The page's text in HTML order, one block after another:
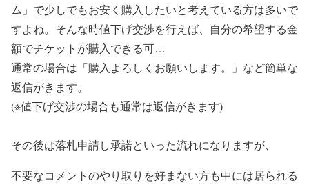
ム」で少しでもお安く購入したいと考えている方は多いで
すよね。そんな時値下げ交渉を行えば、自分の希望する金
額でチケットが購入できる可…
通常の場合は「購入よろしくお願いします。」など簡単な
返信がきます。
(※値下げ交渉の場合も通常は返信がきます)
その後は落札申請し承諾といった流れになりますが、
不要なコメントのやり取りを好まない方も中には居られる